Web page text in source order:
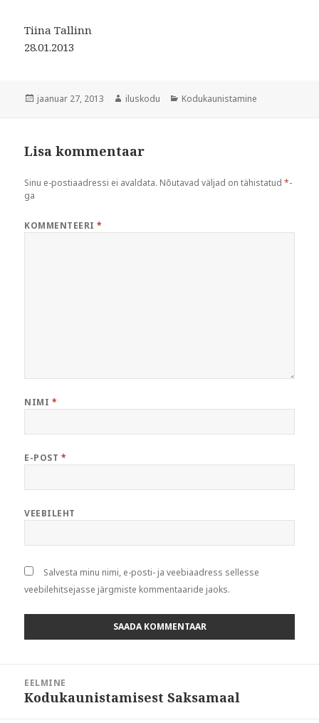
Tiina Tallinn
28.01.2013
Postitatud
jaanuar 27, 2013 Autor
iluskodu Rubriigid
Kodukaunistamine
Lisa kommentaar
Sinu e-postiaadressi ei avaldata. Nõutavad väljad on tähistatud*-
ga
KOMMENTEERI*
NIMI *
E-POST *
VEEBILEHT
Salvesta minu nimi, e-posti- ja veebiaadress sellesse
veebilehitsejasse järgmiste kommentaaride jaoks.
EELMINE
Eelmine
Kodukaunistamisest Saksamaal